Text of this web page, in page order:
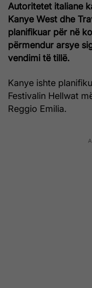
Autoritetet italiane
Kanye West dhe
planifikuar për në
përmendur arsye
vendimi të tillë.
Kanye ishte
Festivalin Hellwat
Reggio Emilia.